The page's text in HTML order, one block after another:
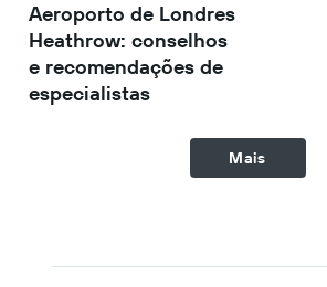
Aeroporto de Londres
Heathrow: conselhos
e recomendações de
especialistas
Mais